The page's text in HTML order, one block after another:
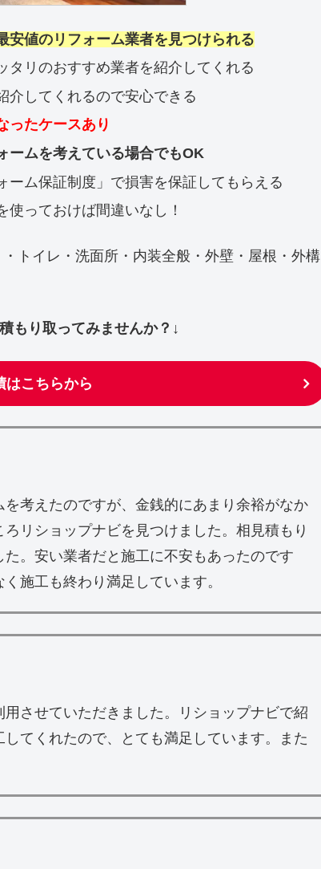
安値のリフォーム業者を見つけられる
タリのおすすめ業者を紹介してくれる
介してくれるので安心できる
ったケースあり
ームを考えている場合でもOK
ム保証制度」で損害を保証してもらえる
っておけば間違いなし！
トイレ・洗面所・内装全般・外壁・屋根・外構
もり取ってみませんか？↓
はこちらから
考えたのですが、金銭的にあまり余裕がなか
リショップナビを見つけました。相見積もり
。安い業者だと施工に不安もあったのです
施工も終わり満足しています。
させていただきました。リショップナビで紹
てくれたので、とても満足しています。また